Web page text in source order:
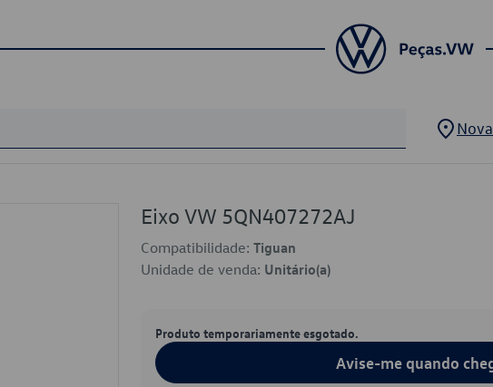
Eixo VW 5QN407272AJ
Compatibilidade: Tiguan
Unidade de venda: Unitário(a)
Produto temporariamente esgotado.
Avise-me quando